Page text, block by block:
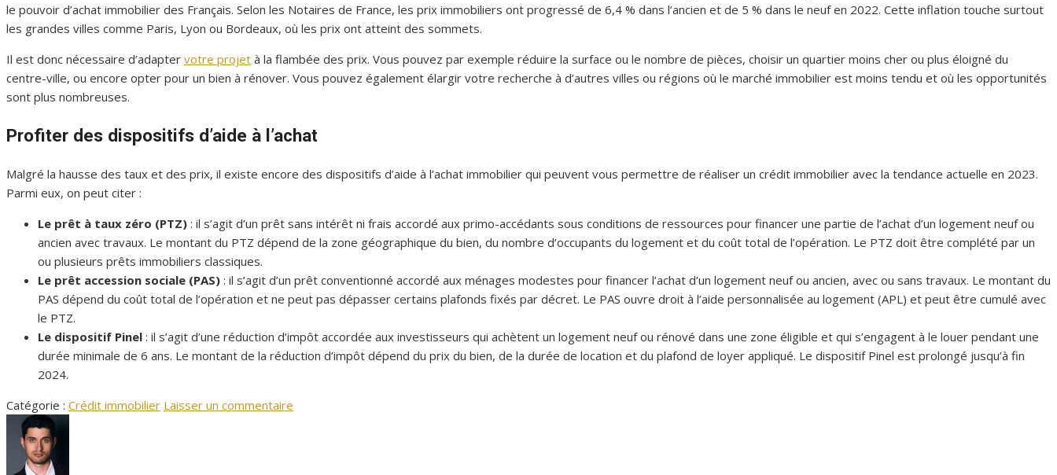
le pouvoir d’achat immobilier des Français. Selon les Notaires de France, les prix immobiliers ont progressé de 6,4 % dans l’ancien et de 5 % dans le neuf en 2022. Cette inflation touche surtout
les grandes villes comme Paris, Lyon ou Bordeaux, où les prix ont atteint des sommets.
Il est donc nécessaire d’adapter votre projet à la flambée des prix. Vous pouvez par exemple réduire la surface ou le nombre de pièces, choisir un quartier moins cher ou plus éloigné du
centre-ville, ou encore opter pour un bien à rénover. Vous pouvez également élargir votre recherche à d’autres villes ou régions où le marché immobilier est moins tendu et où les opportunités
sont plus nombreuses.
Profiter des dispositifs d’aide à l’achat
Malgré la hausse des taux et des prix, il existe encore des dispositifs d’aide à l’achat immobilier qui peuvent vous permettre de réaliser un crédit immobilier avec la tendance actuelle en 2023.
Parmi eux, on peut citer :
Le prêt à taux zéro (PTZ) : il s’agit d’un prêt sans intérêt ni frais accordé aux primo-accédants sous conditions de ressources pour financer une partie de l’achat d’un logement neuf ou
ancien avec travaux. Le montant du PTZ dépend de la zone géographique du bien, du nombre d’occupants du logement et du coût total de l’opération. Le PTZ doit être complété par un
ou plusieurs prêts immobiliers classiques.
Le prêt accession sociale (PAS) : il s’agit d’un prêt conventionné accordé aux ménages modestes pour financer l’achat d’un logement neuf ou ancien, avec ou sans travaux. Le montant du
PAS dépend du coût total de l’opération et ne peut pas dépasser certains plafonds fixés par décret. Le PAS ouvre droit à l’aide personnalisée au logement (APL) et peut être cumulé avec
le PTZ.
Le dispositif Pinel : il s’agit d’une réduction d’impôt accordée aux investisseurs qui achètent un logement neuf ou rénové dans une zone éligible et qui s’engagent à le louer pendant une
durée minimale de 6 ans. Le montant de la réduction d’impôt dépend du prix du bien, de la durée de location et du plafond de loyer appliqué. Le dispositif Pinel est prolongé jusqu’à fin
2024.
Catégorie : Crédit immobilier Laisser un commentaire